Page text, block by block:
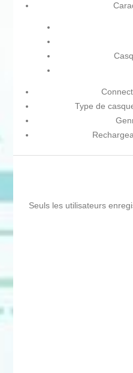
Type de
Seuls les utilisateurs